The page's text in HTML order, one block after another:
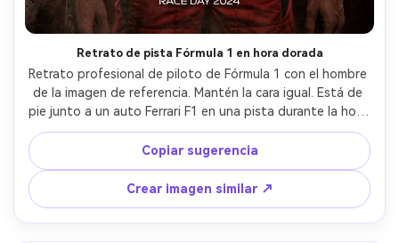
Retrato de pista Fórmula 1 en hora dorada
Retrato profesional de piloto de Fórmula 1 con el hombre
de la imagen de referencia. Mantén la cara igual. Está de
pie junto a un auto Ferrari F1 en una pista durante la hora
dorada del atardecer. La luz cálida se refleja en el auto y
el traje rojo de carreras mientras la pista se extiende en la
distancia. El cielo brilla con tonos naranja y púrpura
dramáticos. Iluminación ultra realista, fotografía
cinematográfica de motorsport, enfoque claro, alta
resolución.
Copiar sugerencia
Crear imagen similar ↗